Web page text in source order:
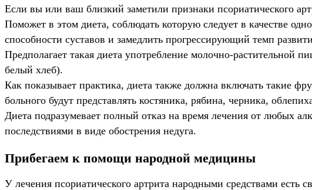
Если вы или ваш близкий заметили признаки псориатического
Поможет в этом диета, соблюдать которую следует в качестве
способности суставов и замедлить прогрессирующий темп
Предполагает такая диета употребление молочно-
белый хлеб).
Как показывает практика, диета также должна включать такие
больного будут представлять костяника, рябина, черника,
Диета подразумевает полный отказ на время лечения от любых
последствиями в виде обострения недуга.
Прибегаем к помощи народной медицины
У лечения псориатического артрита народными средствами